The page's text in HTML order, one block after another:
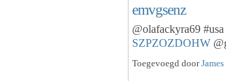
emvgsenz
@olafackyra69
SZPZOZDOHW
Toegevoegd doorJames